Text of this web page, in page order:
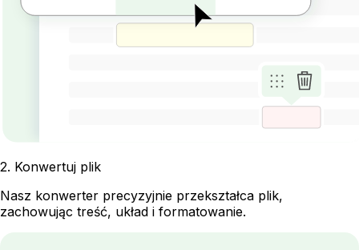
2. Konwertuj plik
Nasz konwerter precyzyjnie przekształca plik,
zachowując treść, układ i formatowanie.